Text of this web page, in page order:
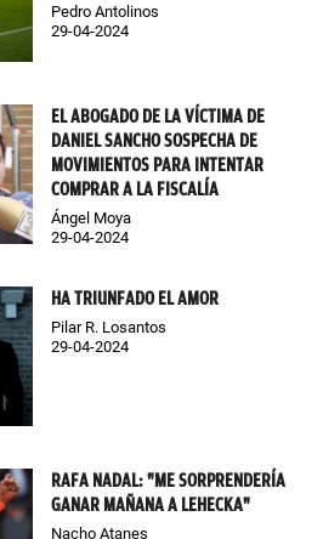
Pedro Antolinos
29-04-2024
EL ABOGADO DE LA VÍCTIMA DE
DANIEL SANCHO SOSPECHA DE
MOVIMIENTOS PARA INTENTAR
COMPRAR A LA FISCALÍA
Ángel Moya
29-04-2024
HA TRIUNFADO EL AMOR
Pilar R. Losantos
29-04-2024
RAFA NADAL: "ME SORPRENDERÍA
GANAR MAÑANA A LEHECKA"
Nacho Atanes